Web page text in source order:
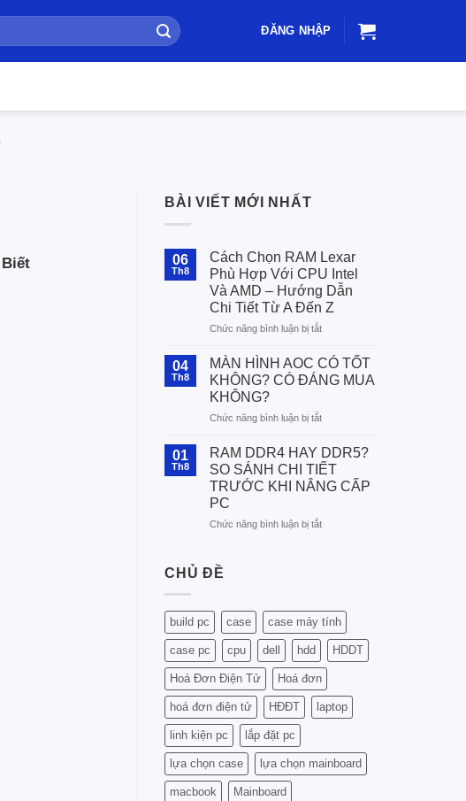
ĐĂNG NHẬP
BÀI VIẾT MỚI NHẤT
06
Th8
Cách Chọn RAM Lexar
Phù Hợp Với CPU Intel
Và AMD – Hướng Dẫn
Chi Tiết Từ A Đến Z
Chức năng bình luận bị tắtở
Chọn
RAM
Lexar
Hợp
CPU
Intel
Và
AMD
Hướng
Đến
Z
04
Th8
MÀN HÌNH AOC CÓ TỐT
KHÔNG? CÓ ĐÁNG MUA
KHÔNG?
Chức năng bình luận bị tắtở
HÌNH
AOC
CÓ
TỐT
CÓ
01
Th8
RAM DDR4 HAY DDR5?
SO SÁNH CHI TIẾT
TRƯỚC KHI NÂNG CẤP
PC
Chức năng bình luận bị tắtở
SÁNH
CHI
TIẾT
TRƯỚC
KHI
NÂNG
CẤP
PC
CHỦ ĐỀ
build pc case case máy tính
case pc cpu dell hdd HDDT
Hoá Đơn Điện Tử Hoá đơn
hoá đơn điện tử HĐĐT laptop
linh kiện pc lắp đặt pc
lựa chọn case lựa chọn mainboard
macbook Mainboard